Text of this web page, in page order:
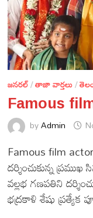
జనరల్/తాజా వార్తలు/
Famous
byAdmin
Famous film
దర్శించుకున్న
వల్లభ గణపతిని
భద్రకాళి శేషు